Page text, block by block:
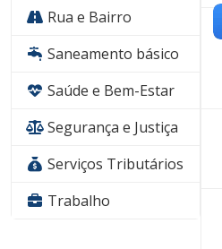
Rua e Bairro
Saneamento básico
Saúde e Bem-Estar
Segurança e Justiça
Serviços Tributários
Trabalho